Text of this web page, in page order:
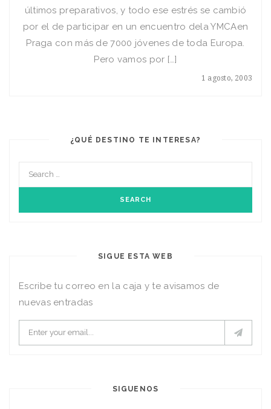
1 agosto, 2003
últimos preparativos, y todo ese estrés se cambió
por el de participar en un encuentro dela YMCAen
Praga con más de 7000 jóvenes de toda Europa.
Pero vamos por […]
¿QUÉ DESTINO TE INTERESA?
SIGUE ESTA WEB
Escribe tu correo en la caja y te avisamos de
nuevas entradas
SIGUENOS